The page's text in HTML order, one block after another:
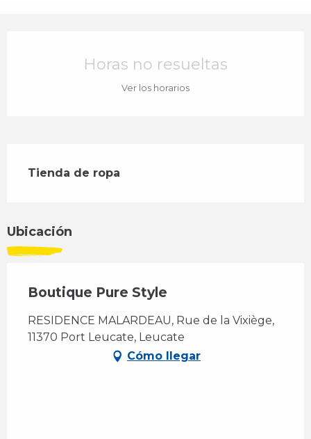
Horas no resueltas
Ver los horarios
Tienda de ropa
Ubicación
Boutique Pure Style
RESIDENCE MALARDEAU, Rue de la Vixiège,
11370 Port Leucate, Leucate
Cómo llegar